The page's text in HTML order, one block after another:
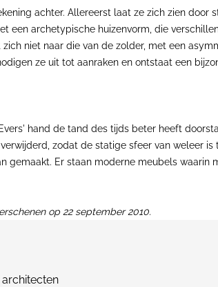
achter. Allereerst laat ze zich zien
een archetypische huizenvorm, die
niet naar die van de zolder, met een
ze uit tot aanraken en ontstaat een
hand de tand des tijds beter heeft
zodat de statige sfeer van weleer
gemaakt. Er staan moderne meubels
op 22 september 2010.